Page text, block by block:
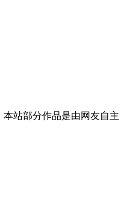
站部分作品是由网友自主